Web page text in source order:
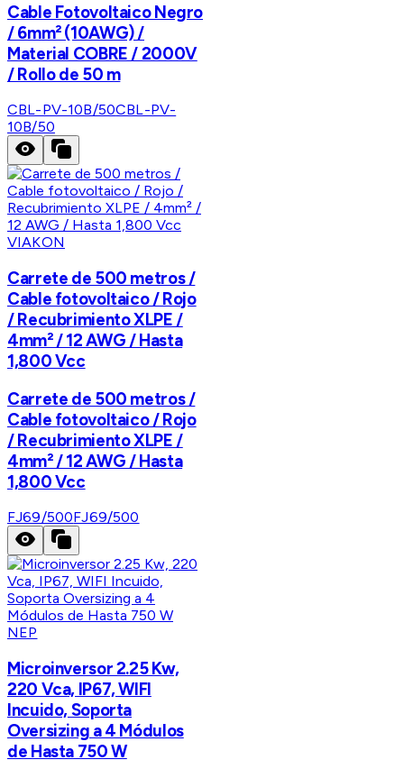
Cable Fotovoltaico Negro
/ 6mm² (10AWG) /
Material COBRE / 2000V
/ Rollo de 50 m
CBL-PV-10B/50CBL-PV-
10B/50
VIAKON
Carrete de 500 metros /
Cable fotovoltaico / Rojo
/ Recubrimiento XLPE /
4mm² / 12 AWG / Hasta
1,800 Vcc
Carrete de 500 metros /
Cable fotovoltaico / Rojo
/ Recubrimiento XLPE /
4mm² / 12 AWG / Hasta
1,800 Vcc
FJ69/500FJ69/500
NEP
Microinversor 2.25 Kw,
220 Vca, IP67, WIFI
Incuido, Soporta
Oversizing a 4 Módulos
de Hasta 750 W